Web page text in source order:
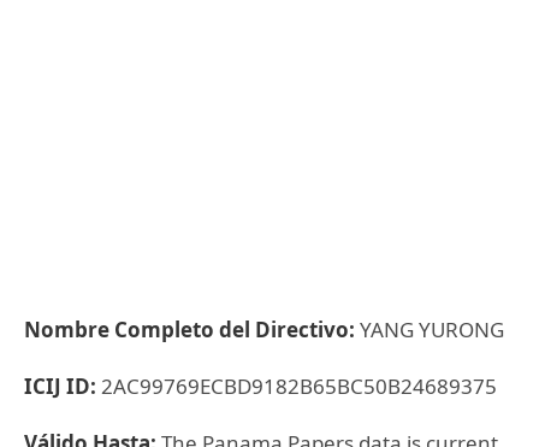
Nombre Completo del Directivo: YANG YURONG
ICIJ ID: 2AC99769ECBD9182B65BC50B24689375